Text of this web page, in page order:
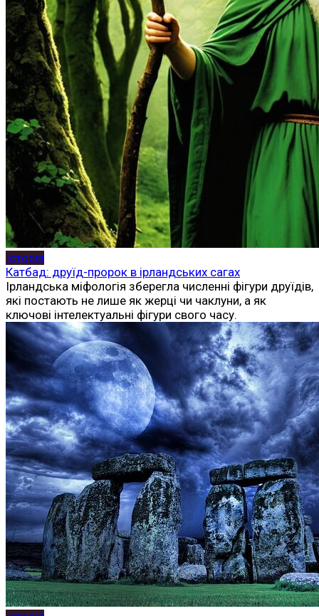
Історія
Катбад: друїд-пророк в ірландських сагах
Ірландська міфологія зберегла численні фігури друїдів,
які постають не лише як жерці чи чаклуни, а як
ключові інтелектуальні фігури свого часу.